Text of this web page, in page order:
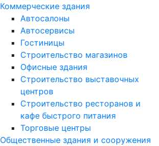
Коммерческие здания
Автосалоны
Автосервисы
Гостиницы
Строительство магазинов
Офисные здания
Строительство выставочных
центров
Строительство ресторанов и
кафе быстрого питания
Торговые центры
Общественные здания и сооружения